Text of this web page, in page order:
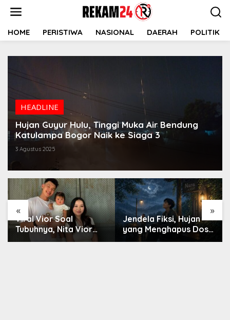
HOME PERISTIWA NASIONAL DAERAH POLITIK
HEADLINE
Hujan Guyur Hulu, Tinggi Muka Air Bendung
Katulampa Bogor Naik ke Siaga 3
3 Agustus 2025
« »
Viral Vior Soal
Tubuhnya, Nita Vior
Akui Nikmati Peranya
Jendela Fiksi, Hujan
yang Menghapus Dosa